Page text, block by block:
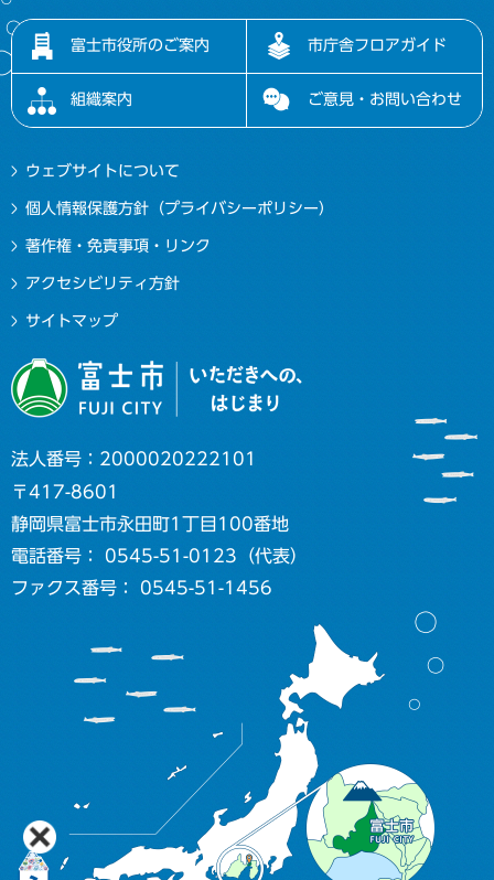
富士市役所のご案内 市庁舎フロアガイド
組織案内 ご意見・お問い合わせ
ウェブサイトについて
個人情報保護方針（プライバシーポリシー）
著作権・免責事項・リンク
アクセシビリティ方針
サイトマップ
法人番号：2000020222101
〒417-8601
静岡県富士市永田町1丁目100番地
電話番号： 0545-51-0123（代表）
ファクス番号： 0545-51-1456